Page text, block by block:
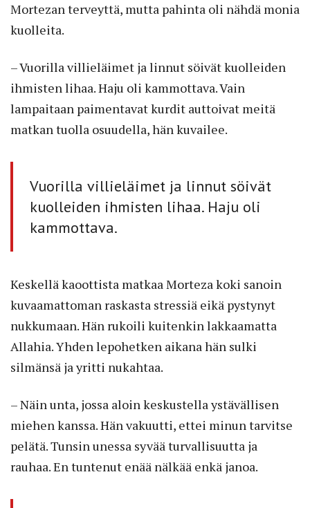
Mortezan terveyttä, mutta pahinta oli nähdä monia
kuolleita.
– Vuorilla villieläimet ja linnut söivät kuolleiden
ihmisten lihaa. Haju oli kammottava. Vain
lampaitaan paimentavat kurdit auttoivat meitä
matkan tuolla osuudella, hän kuvailee.
Vuorilla villieläimet ja linnut söivät
kuolleiden ihmisten lihaa. Haju oli
kammottava.
Keskellä kaoottista matkaa Morteza koki sanoin
kuvaamattoman raskasta stressiä eikä pystynyt
nukkumaan. Hän rukoili kuitenkin lakkaamatta
Allahia. Yhden lepohetken aikana hän sulki
silmänsä ja yritti nukahtaa.
– Näin unta, jossa aloin keskustella ystävällisen
miehen kanssa. Hän vakuutti, ettei minun tarvitse
pelätä. Tunsin unessa syvää turvallisuutta ja
rauhaa. En tuntenut enää nälkää enkä janoa.